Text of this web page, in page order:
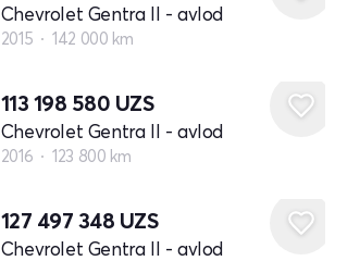
Chevrolet Gentra II - avlod
2015 142 000 km
113 198 580 UZS
Chevrolet Gentra II - avlod
2016 123 800 km
127 497 348 UZS
Chevrolet Gentra II - avlod